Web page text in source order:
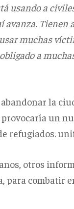
usando a
Tienen
muchas
a
la
un
refugiados.
otros
para combatir